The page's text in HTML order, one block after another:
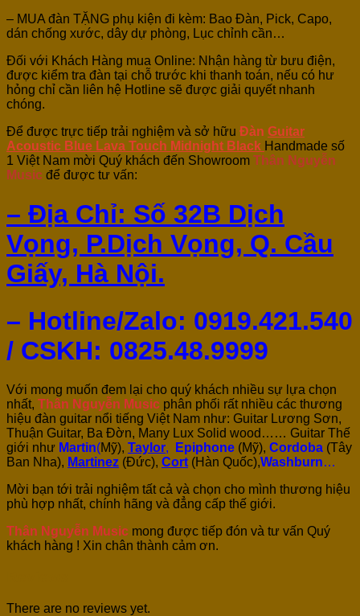
– MUA đàn TẶNG phụ kiện đi kèm: Bao Đàn, Pick, Capo,
dán chống xước, dây dự phòng, Lục chỉnh cần…
Đối với Khách Hàng mua Online: Nhận hàng từ bưu điện,
được kiểm tra đàn tại chỗ trước khi thanh toán, nếu có hư
hỏng chỉ cần liên hệ Hotline sẽ được giải quyết nhanh
chóng.
Để được trực tiếp trải nghiệm và sở hữu Đàn Guitar
Acoustic Blue Lava Touch Midnight Black Handmade số
1 Việt Nam mời Quý khách đến Showroom Thân Nguyễn
Music để được tư vấn:
– Địa Chỉ: Số 32B Dịch
Vọng, P.Dịch Vọng, Q. Cầu
Giấy, Hà Nội.
– Hotline/Zalo: 0919.421.540
/ CSKH: 0825.48.9999
Với mong muốn đem lại cho quý khách nhiều sự lựa chọn
nhất, Thân Nguyễn Music phân phối rất nhiều các thương
hiệu đàn guitar nổi tiếng Việt Nam như: Guitar Lương Sơn,
Thuận Guitar, Ba Đờn, Many Lux Solid wood…… Guitar Thế
giới như Martin(Mỹ), Taylor, Epiphone (Mỹ), Cordoba (Tây
Ban Nha), Martinez (Đức), Cort (Hàn Quốc),Washburn…
Mời bạn tới trải nghiệm tất cả và chọn cho mình thương hiệu
phù hợp nhất, chính hãng và đẳng cấp thế giới.
Thân Nguyễn Music mong được tiếp đón và tư vấn Quý
khách hàng ! Xin chân thành cảm ơn.
There are no reviews yet.